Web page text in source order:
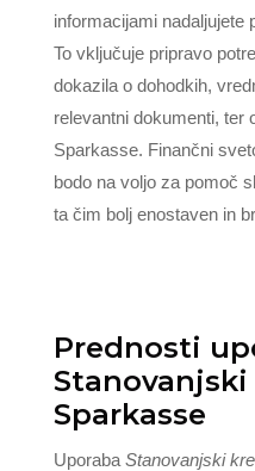
informacijami nadaljujete
To vključuje pripravo
dokazila o dohodkih,
relevantni dokumenti, ter
Sparkasse. Finančni
bodo na voljo za pomoč
ta čim bolj enostaven in
Prednosti
Sparkasse
Uporaba Stanovanjski